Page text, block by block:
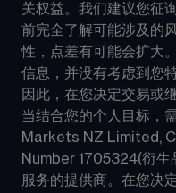
关权益。我们建议您征
前完全了解可能涉及的
性，点差有可能会扩大
信息，并没有考虑到您
因此，在您决定交易或
当结合您的个人目标，
Markets NZ Limited,
Number 1705324(衍生
服务的提供商。在您决